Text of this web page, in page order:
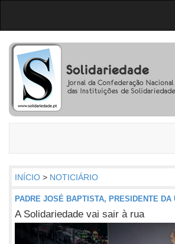
INÍCIO > NOTICIÁRIO
PADRE JOSÉ BAPTISTA, PRESIDENTE DA
A Solidariedade vai sair à rua